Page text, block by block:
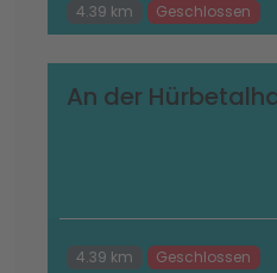
4.39 km Geschlossen
An der
4.39 km Geschlossen